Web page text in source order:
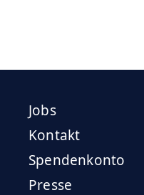
Jobs
Kontakt
Spendenkonto
Presse